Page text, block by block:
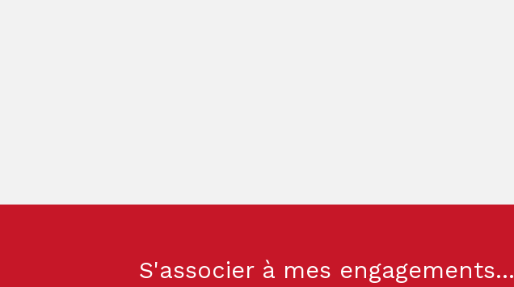
S'associer à mes engagements...